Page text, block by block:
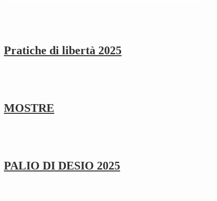
Pratiche di libertà 2025
MOSTRE
PALIO DI DESIO 2025